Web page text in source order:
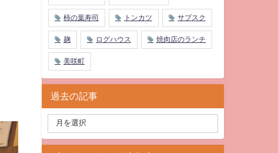
柿の葉寿司 トンカツ サブスク
麹 ログハウス 焼肉店のランチ
美咲町
過去の記事